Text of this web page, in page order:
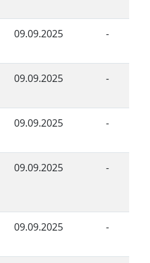
09.09.2025 -
09.09.2025 -
09.09.2025 -
09.09.2025 -
09.09.2025 -